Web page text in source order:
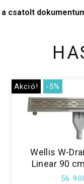
csatolt
Akció! -5%
Wellis W-
Linear 90
56